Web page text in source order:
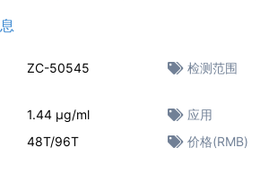
ZC-50545 检测范围
1.44 μg/ml 应用
48T/96T 价格(RMB)